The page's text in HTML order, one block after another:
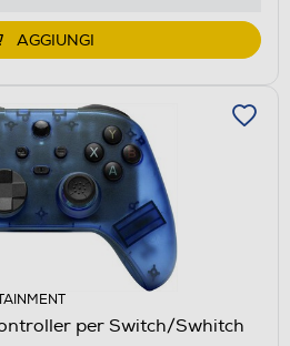
AGGIUNGI
per Switch/Swhitch